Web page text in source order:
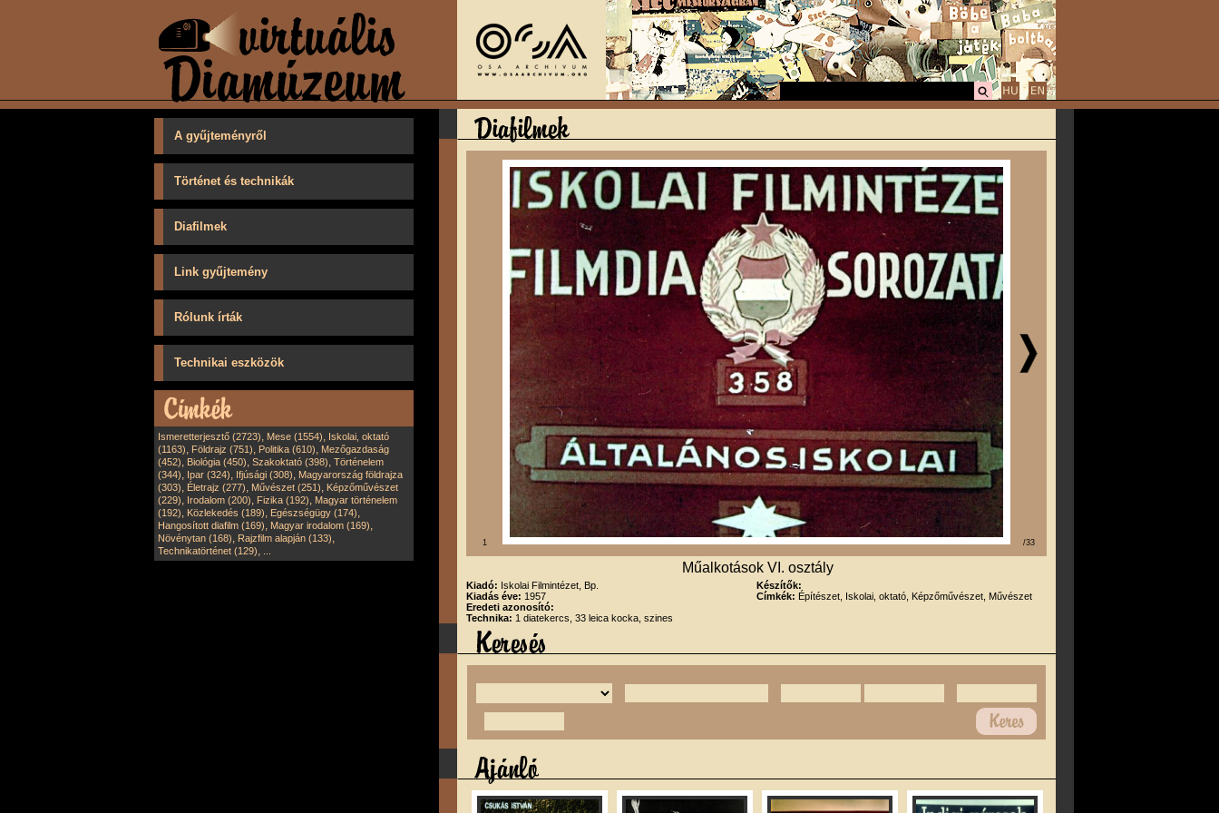
A gyűjteményről
Történet és technikák
Diafilmek
Link gyűjtemény
Rólunk írták
Technikai eszközök
Ismeretterjesztő (2723), Mese (1554), Iskolai, oktató
(1163), Földrajz (751), Politika (610), Mezőgazdaság
(452), Biológia (450), Szakoktató (398), Történelem
(344), Ipar (324), Ifjúsági (308), Magyarország földrajza
(303), Életrajz (277), Művészet (251), Képzőművészet
(229), Irodalom (200), Fizika (192), Magyar történelem
(192), Közlekedés (189), Egészségügy (174),
Hangosított diafilm (169), Magyar irodalom (169),
Növénytan (168), Rajzfilm alapján (133),
Technikatörténet (129),
1 /33
Műalkotások VI. osztály
Kiadó: Iskolai Filmintézet, Bp.
Kiadás éve: 1957
Eredeti azonosító:
Technika: 1 diatekercs, 33 leica kocka, szines
Készítők:
Címkék: Építészet, Iskolai, oktató, Képzőművészet, Művészet